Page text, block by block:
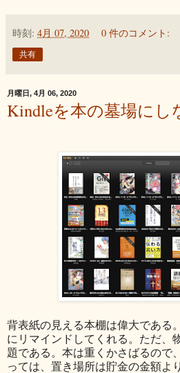
時刻: 4月 07, 2020 0 件のコメント:
共有
月曜日, 4月 06, 2020
Kindleを本の墓場にし
背表紙の見える本棚は偉大である
にリマインドしてくれる。ただ、
題である。本は重くかさばるので
っては、置き場所は貯金の金額よ